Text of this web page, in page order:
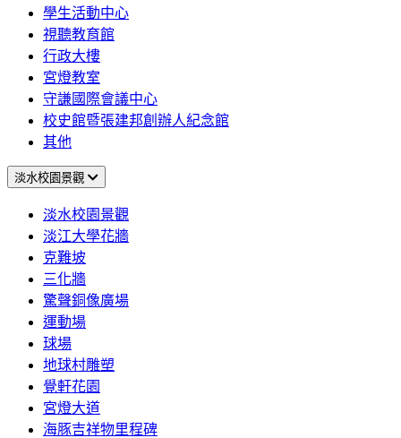
學生活動中心
視聽教育館
行政大樓
宮燈教室
守謙國際會議中心
校史館暨張建邦創辦人紀念館
其他
淡水校園景觀
淡水校園景觀
淡江大學花牆
克難坡
三化牆
驚聲銅像廣場
運動場
球場
地球村雕塑
覺軒花園
宮燈大道
海豚吉祥物里程碑